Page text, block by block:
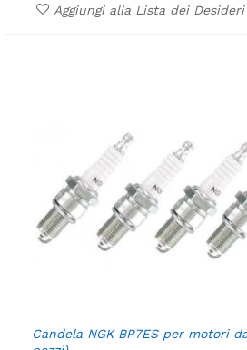
Aggiungi alla Lista dei Desideri
Candela NGK BP7ES per motori